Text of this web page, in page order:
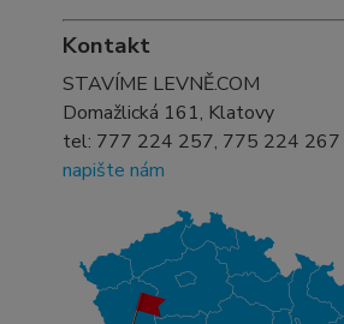
Kontakt
STAVÍME LEVNĚ.COM
Domažlická 161, Klatovy
tel: 777 224 257, 775 224 267
napište nám